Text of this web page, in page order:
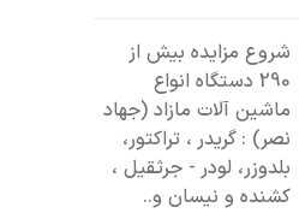
شروع مزایده بیش از
290 دستگاه انواع
ماشین آلات مازاد (جهاد
نصر) : گریدر ، تراکتور،
بلدوزر، لودر - جرثقیل ،
کشنده و نیسان و..